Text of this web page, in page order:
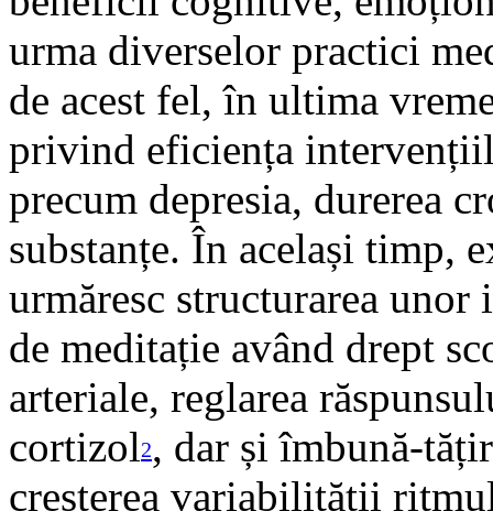
urma diverselor practici
de acest fel, în ultima
privind eficiența
precum depresia, durerea
substanțe. În același timp,
urmăresc structurarea
de meditație având drept
arteriale, reglarea
cortizol2, dar și îmbună-
creșterea variabilității